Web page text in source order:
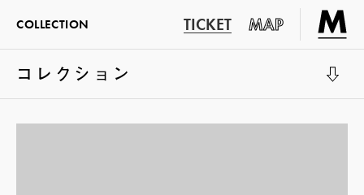
COLLECTION TICKET MAP
コレクション
展示室1